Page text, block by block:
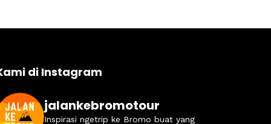
di Instagram
jalankebromotour
Inspirasi ngetrip ke Bromo buat yang